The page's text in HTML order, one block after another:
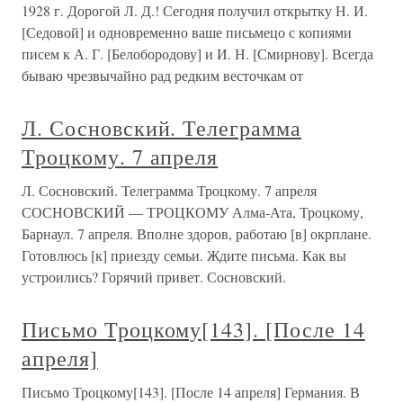
1928 г. Дорогой Л. Д.! Сегодня получил открытку Н. И.
[Седовой] и одновременно ваше письмецо с копиями
писем к А. Г. [Белобородову] и И. Н. [Смирнову]. Всегда
бываю чрезвычайно рад редким весточкам от
Л. Сосновский. Телеграмма
Троцкому. 7 апреля
Л. Сосновский. Телеграмма Троцкому. 7 апреля
СОСНОВСКИЙ — ТРОЦКОМУ Алма-Ата, Троцкому,
Барнаул. 7 апреля. Вполне здоров, работаю [в] окрплане.
Готовлюсь [к] приезду семьи. Ждите письма. Как вы
устроились? Горячий привет. Сосновский.
Письмо Троцкому[143]. [После 14
апреля]
Письмо Троцкому[143]. [После 14 апреля] Германия. В